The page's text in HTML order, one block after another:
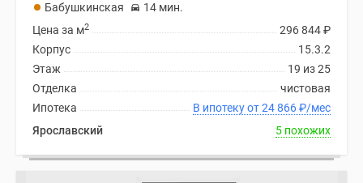
Бабушкинская
14 мин.
296 844₽
Цена за м2
15.3.2
Корпус
19 из 25
Этаж
чистовая
Отделка
В ипотеку от 24 866₽/мес
Ипотека
Ярославский
5 похожих